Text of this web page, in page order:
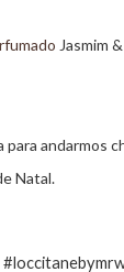
Jasmim
para andarmos
Natal.